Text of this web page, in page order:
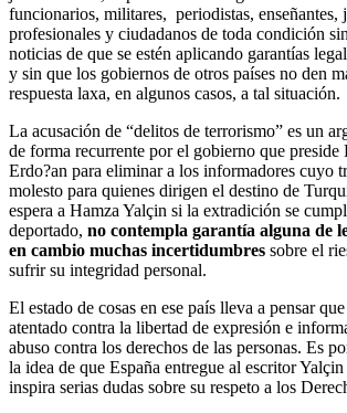
funcionarios, militares, periodistas, enseñantes,
profesionales y ciudadanos de toda condición
noticias de que se estén aplicando garantías
y sin que los gobiernos de otros países no den
respuesta laxa, en algunos casos, a tal situación.
La acusación de “delitos de terrorismo” es un
de forma recurrente por el gobierno que preside
Erdo?an para eliminar a los informadores cuyo
molesto para quienes dirigen el destino de
espera a Hamza Yalçin si la extradición se
deportado, no contempla garantía alguna de
en cambio muchas incertidumbres sobre el
sufrir su integridad personal.
El estado de cosas en ese país lleva a pensar
atentado contra la libertad de expresión e
abuso contra los derechos de las personas. Es
la idea de que España entregue al escritor
inspira serias dudas sobre su respeto a los